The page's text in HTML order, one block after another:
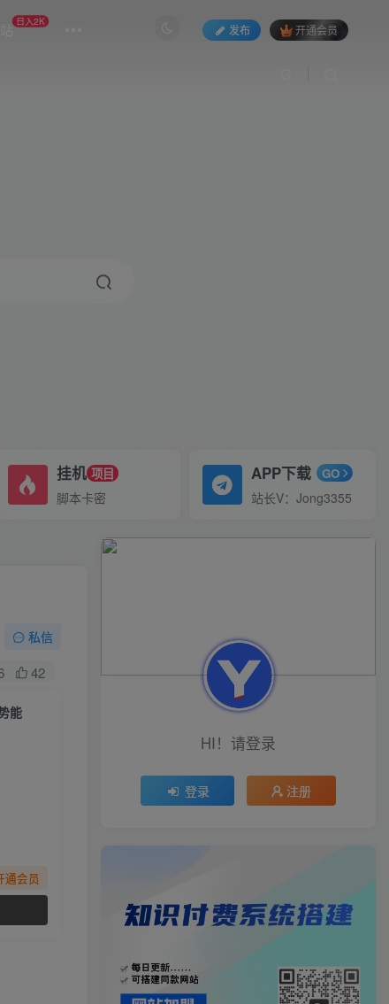
日入2K
发布 开通会员
挂机 项目
脚本卡密
APP下载 GO
站长V：Jong3355
私信
42
能
通会员
HI！请登录
登录 注册